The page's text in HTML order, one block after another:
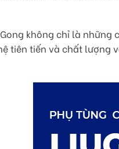
không chỉ là
tiên tiến và chất lượng